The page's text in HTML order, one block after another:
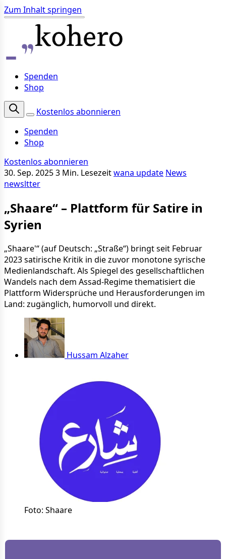
Zum Inhalt springen
Spenden
Shop
Kostenlos abonnieren
Spenden
Shop
Kostenlos abonnieren
30. Sep. 20253 Min. Lesezeitwana update News
newsltter
„Shaare“ – Plattform für Satire in
Syrien
„Shaare'“ (auf Deutsch: „Straße“) bringt seit Februar
2023 satirische Kritik in die zuvor monotone syrische
Medienlandschaft. Als Spiegel des gesellschaftlichen
Wandels nach dem Assad-Regime thematisiert die
Plattform Widersprüche und Herausforderungen im
Land: zugänglich, humorvoll und direkt.
Hussam Alzaher
Foto: Shaare